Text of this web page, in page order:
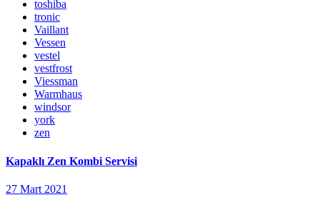
toshiba
tronic
Vaillant
Vessen
vestel
vestfrost
Viessman
Warmhaus
windsor
york
zen
Kapaklı Zen Kombi Servisi
27 Mart 2021